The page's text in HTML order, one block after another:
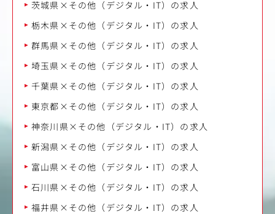
茨城県×その他（デジタル・IT）の求人
栃木県×その他（デジタル・IT）の求人
群馬県×その他（デジタル・IT）の求人
埼玉県×その他（デジタル・IT）の求人
千葉県×その他（デジタル・IT）の求人
東京都×その他（デジタル・IT）の求人
神奈川県×その他（デジタル・IT）の求人
新潟県×その他（デジタル・IT）の求人
富山県×その他（デジタル・IT）の求人
石川県×その他（デジタル・IT）の求人
福井県×その他（デジタル・IT）の求人